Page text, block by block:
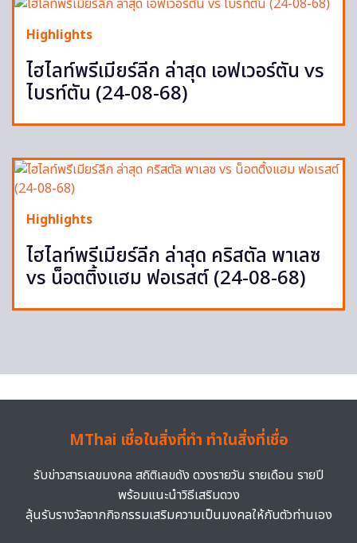
Highlights
ไฮไลท์พรีเมียร์ลีก ล่าสุด เอฟเวอร์ตัน vs
ไบรท์ตัน (24-08-68)
Highlights
ไฮไลท์พรีเมียร์ลีก ล่าสุด คริสตัล พาเลซ
vs น็อตติ้งแฮม ฟอเรสต์ (24-08-68)
MThai เชื่อในสิ่งที่ทำ ทำในสิ่งที่เชื่อ
รับข่าวสารเลขมงคล สถิติเลขดัง ดวงรายวัน รายเดือน รายปี
พร้อมแนะนำวิธีเสริมดวง
ลุ้นรับรางวัลจากกิจกรรมเสริมความเป็นมงคลให้กับตัวท่านเอง